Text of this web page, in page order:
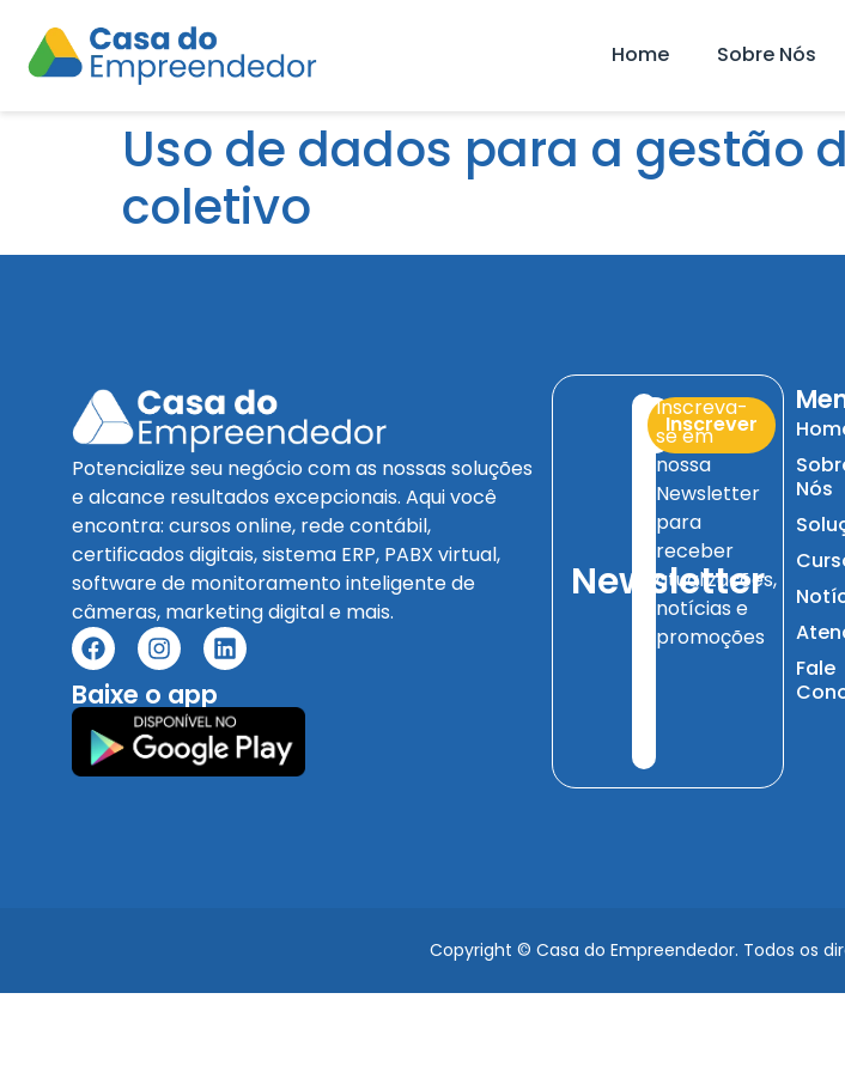
Home Sobre Nós
Uso de dados para a gestão
coletivo
Potencialize seu negócio com as nossas soluções
e alcance resultados excepcionais. Aqui você
encontra: cursos online, rede contábil,
certificados digitais, sistema ERP, PABX virtual,
software de monitoramento inteligente de
câmeras, marketing digital e mais.
Baixe o app
Newsletter
Inscrever
Inscreva-
se em
nossa
Newsletter
para
receber
atualizações,
notícias e
promoções
Nós
Fale
Copyright © Casa do Empreendedor. Todos os